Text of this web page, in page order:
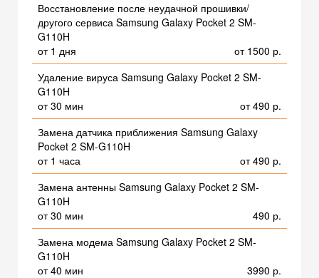
Восстановление после неудачной прошивки/
другого сервиса Samsung Galaxy Pocket 2 SM-
G110H
от 1 дня
от 1500 р.
Удаление вируса Samsung Galaxy Pocket 2 SM-
G110H
от 30 мин
от 490 р.
Замена датчика приближения Samsung Galaxy
Pocket 2 SM-G110H
от 1 часа
от 490 р.
Замена антенны Samsung Galaxy Pocket 2 SM-
G110H
от 30 мин
490 р.
Замена модема Samsung Galaxy Pocket 2 SM-
G110H
от 40 мин
3990 р.